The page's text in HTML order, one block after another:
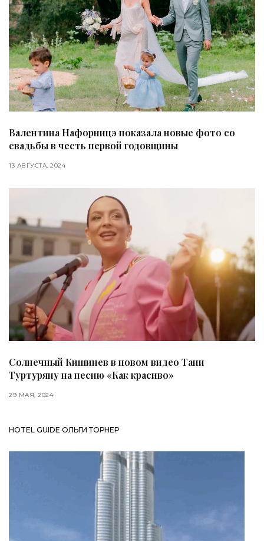
Валентина Нафорницэ показала новые фото со
свадьбы в честь первой годовщины
13 АВГУСТА, 2024
Солнечный Кишинев в новом видео Тани
Туртуряну на песню «Как красиво»
29 МАЯ, 2024
HOTEL GUIDE ОЛЬГИ ТОРНЕР